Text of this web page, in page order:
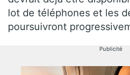
lot de téléphones et les
poursuivront
Publicité